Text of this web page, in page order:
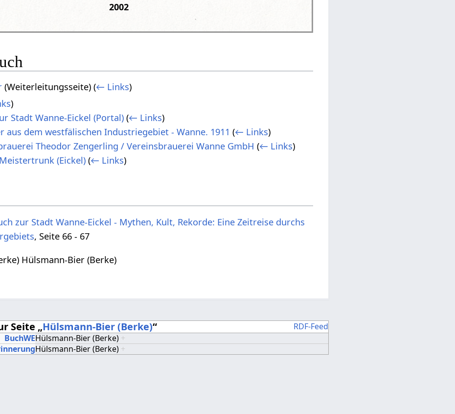
2002
(Weiterleitungsseite) (← Links)
)
Stadt Wanne-Eickel (Portal) (← Links)
aus dem westfälischen Industriegebiet - Wanne. 1911 (← Links)
Theodor Zengerling / Vereinsbrauerei Wanne GmbH (← Links)
(Eickel) (← Links)
zur Stadt Wanne-Eickel - Mythen, Kult, Rekorde: Eine Zeitreise durchs
, Seite 66 - 67
Hülsmann-Bier (Berke)
Seite „Hülsmann-Bier (Berke)“
RDF-Feed
BuchWEHülsmann-Bier (Berke) +
Hülsmann-Bier (Berke) +